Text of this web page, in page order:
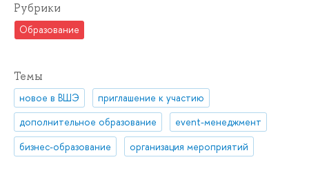
Рубрики
Образование
Темы
новое в ВШЭ
приглашение к участию
дополнительное образование
event-менеджмент
бизнес-образование
организация мероприятий